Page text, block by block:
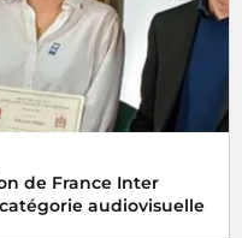
de France Inter
audiovisuelle